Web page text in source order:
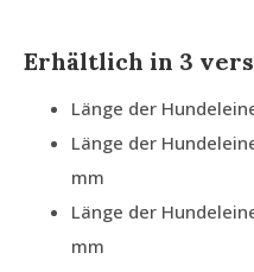
Erhältlich in 3
Länge der
Länge der
mm
Länge der
mm